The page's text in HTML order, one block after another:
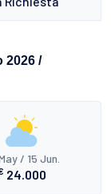
2026 /
/ 15 Jun.
24.000